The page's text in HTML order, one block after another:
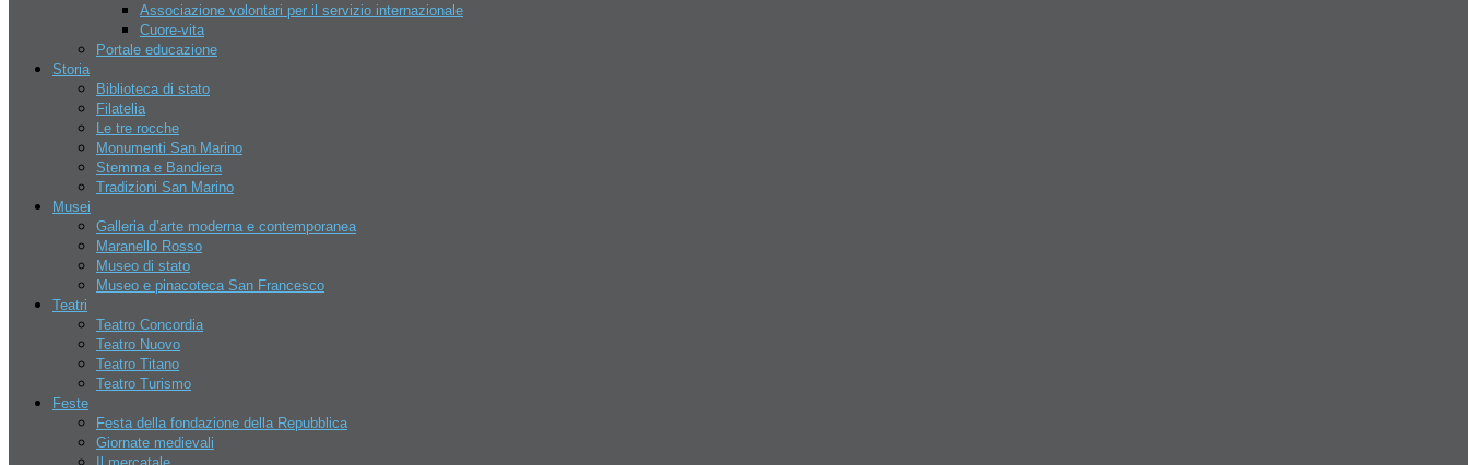
Associazione volontari per il servizio internazionale
Cuore-vita
Portale educazione
Storia
Biblioteca di stato
Filatelia
Le tre rocche
Monumenti San Marino
Stemma e Bandiera
Tradizioni San Marino
Musei
Galleria d’arte moderna e contemporanea
Maranello Rosso
Museo di stato
Museo e pinacoteca San Francesco
Teatri
Teatro Concordia
Teatro Nuovo
Teatro Titano
Teatro Turismo
Feste
Festa della fondazione della Repubblica
Giornate medievali
Assoc. nazionale dell’industria
Conf. democratica lavoratori
Confederazione del lavoro
Organizzazione del lavoro
autonomo
Notizie di San Marino
Cronaca Curiosità Eventi
Ultime notizie
Articles Tagged: danza a san marino
Posts tagged "danza a san marino"
Miguel Ángel Berna a San Marino 7 e 8 Dicembre 2013
Speciale San Marino